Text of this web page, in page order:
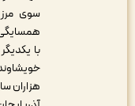
سوی مرز فراتر از
همسایگی صرف،
با یکدیگر قرابت و
خویشاوندی
هزاران ساله دارند،